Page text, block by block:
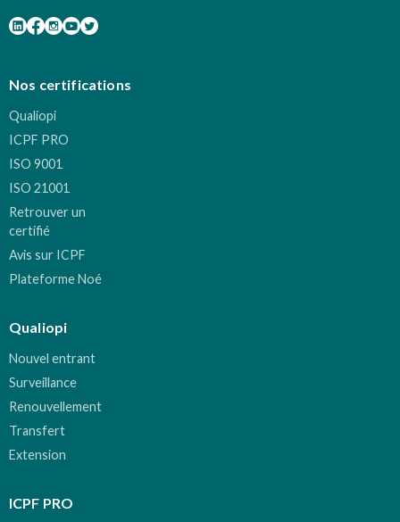
Nos certifications
Qualiopi
ICPF PRO
ISO 9001
ISO 21001
Retrouver un
certifié
Avis sur ICPF
Plateforme Noé
Qualiopi
Nouvel entrant
Surveillance
Renouvellement
Transfert
Extension
ICPF PRO